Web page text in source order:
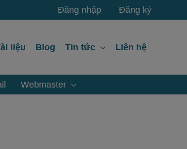
Đăng nhập Đăng ký
liệu Blog Tin tức Liên hệ
Webmaster